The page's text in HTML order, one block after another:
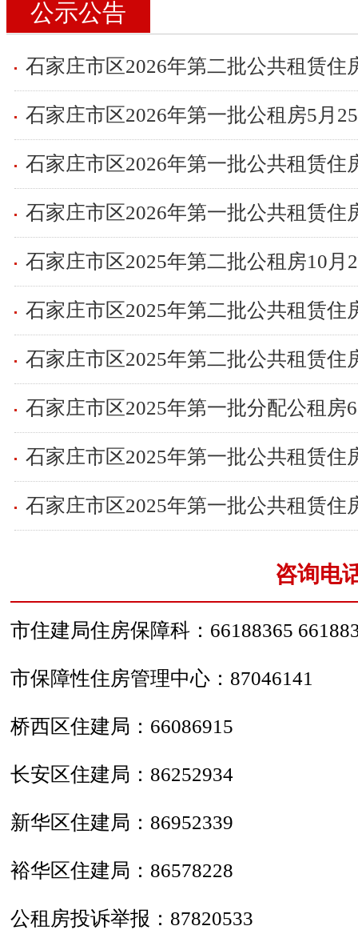
公示公告
石家庄市区2026年第二批公共租赁住
石家庄市区2026年第一批公共租赁住
石家庄市区2025年第二批公共租赁住
石家庄市区2025年第二批公共租赁住
石家庄市区2025年第一批公共租赁住
咨询电
市住建局住房保障科：66188365
市保障性住房管理中心：87046141
桥西区住建局：66086915
长安区住建局：86252934
新华区住建局：86952339
裕华区住建局：86578228
公租房投诉举报：87820533